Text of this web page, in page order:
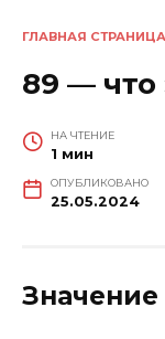
ГЛАВНАЯ СТРАНИЦА
89 — что
НА ЧТЕНИЕ
1 мин
ОПУБЛИКОВАНО
25.05.2024
Значение